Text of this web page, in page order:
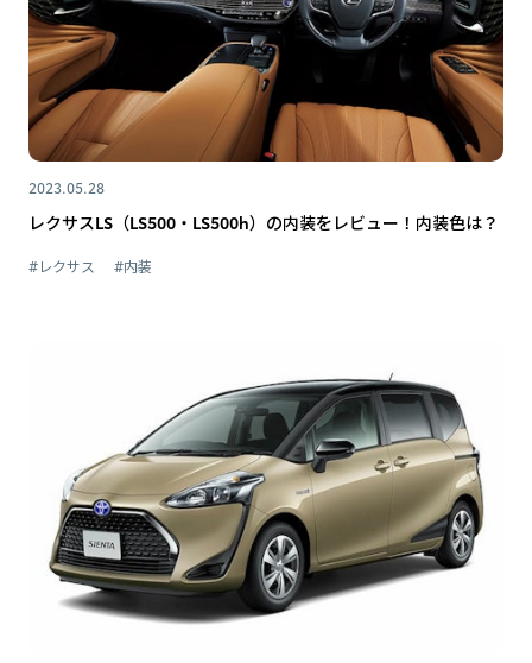
2023.05.28
レクサスLS（LS500・LS500h）の内装をレビュー！内装色は？
#レクサス #内装